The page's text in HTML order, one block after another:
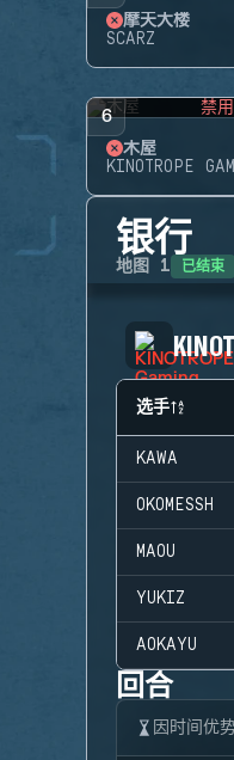
摩天大楼
SCARZ
6 禁用
木屋
KINOTROPE
银行
地图 1 已结束
选手
KAWA
OKOMESSH
MAOU
YUKIZ
AOKAYU
回合
因时间优